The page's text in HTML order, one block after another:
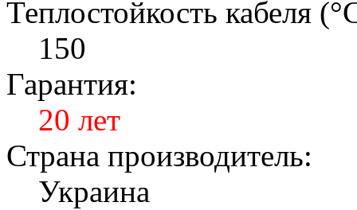
Теплостойкость кабеля
150
Гарантия:
20 лет
Страна производитель:
Украина